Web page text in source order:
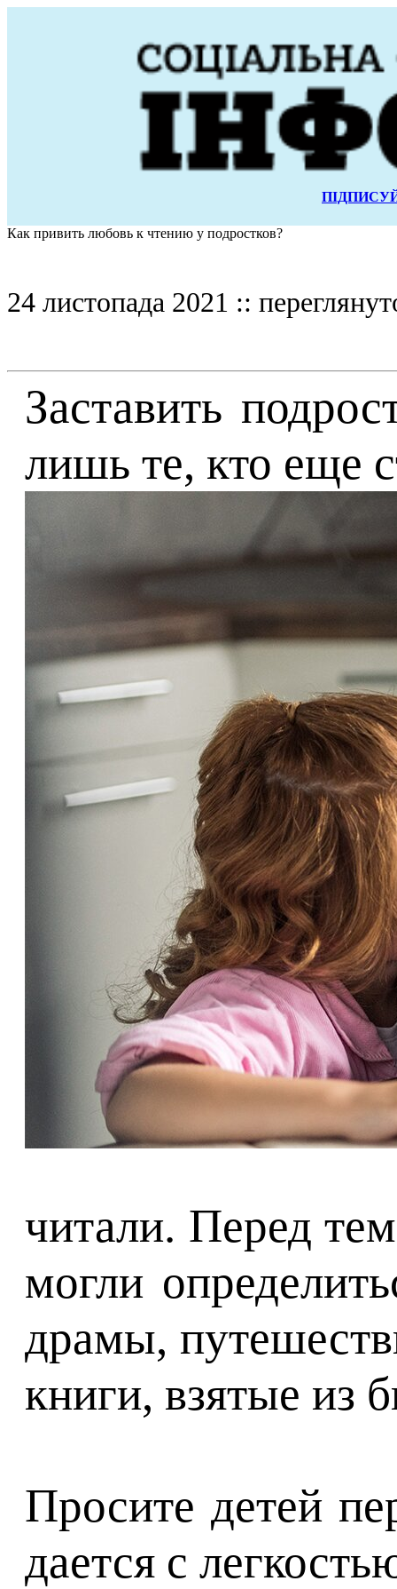
Как привить любовь к чтению у подростков?
24 листопада 2021 ::
Заставить
лишь те, кто еще
читали. Перед
могли
драмы,
книги, взятые из
Просите детей
дается с